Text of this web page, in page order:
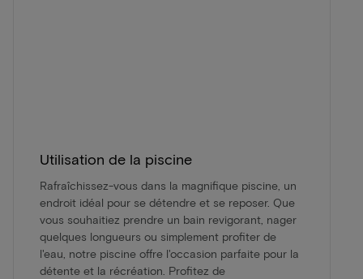
Utilisation de la piscine
Rafraîchissez-vous dans la magnifique piscine, un
endroit idéal pour se détendre et se reposer. Que
vous souhaitiez prendre un bain revigorant, nager
quelques longueurs ou simplement profiter de
l'eau, notre piscine offre l'occasion parfaite pour la
détente et la récréation. Profitez de